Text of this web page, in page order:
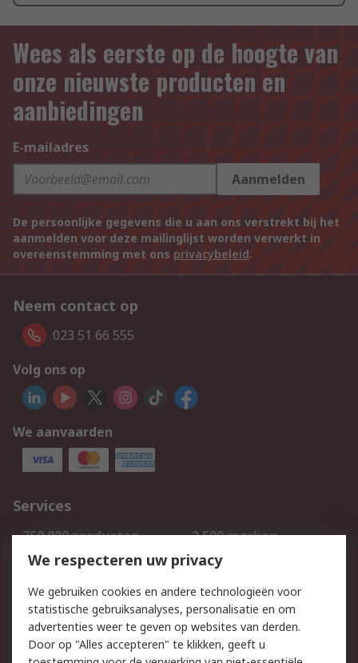
Wees als eerste op de hoogte van
onze nieuwste producten en
aanbiedingen
E-mailadres
Aanmelden
De persoonlijke gegevens die u aan ons verstrekt bij het
aanmelden voor deze mailinglijst worden verwerkt in
overeenstemming met ons privacybeleid.
Neem contact op
023 51 66 555
Volg ons op
We aanvaarden
Services
750.000 producten
2.500 merken
Bestellen
Inkoopoplossingen
Track & Trace
Wettelijk
We respecteren uw privacy
We gebruiken cookies en andere technologieën voor
statistische gebruiksanalyses, personalisatie en om
advertenties weer te geven op websites van derden.
Door op "Alles accepteren" te klikken, geeft u